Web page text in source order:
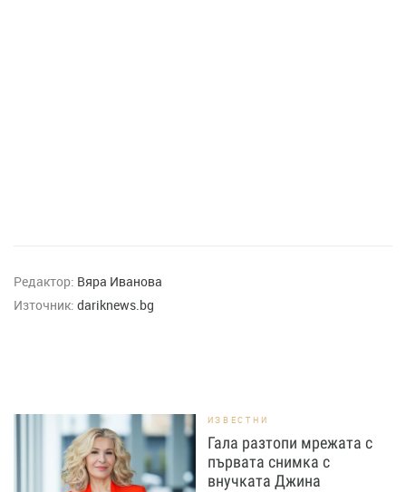
Редактор: Вяра Иванова
Източник: dariknews.bg
ИЗВЕСТНИ
Гала разтопи мрежата с
първата снимка с
внучката Джина